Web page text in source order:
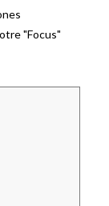
"Focus"